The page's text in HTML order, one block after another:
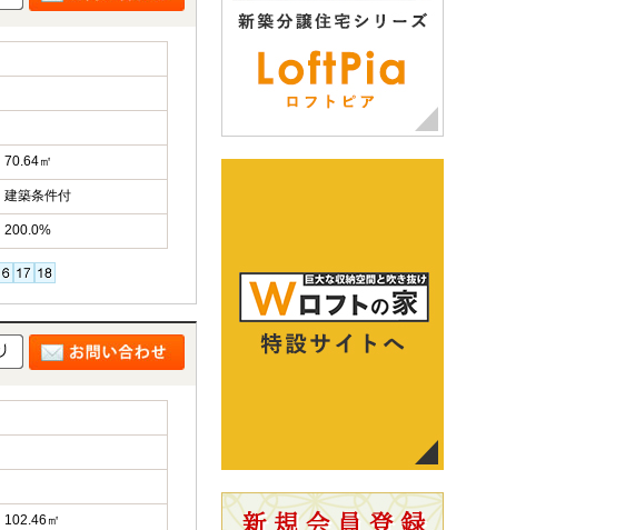
70.64㎡
建築条件付
200.0%
102.46㎡